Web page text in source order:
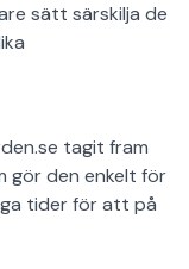
sätt särskilja de
tagit fram
gör den enkelt för
tider för att på